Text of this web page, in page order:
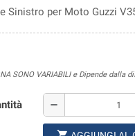
Sinistro per Moto Guzzi
SONO VARIABILI e Dipende
remove